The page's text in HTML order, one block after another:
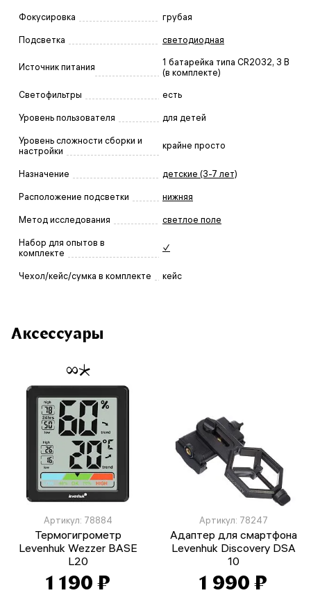
Фокусировка грубая
Подсветка светодиодная
Источник питания
1 батарейка типа CR2032, 3 В
(в комплекте)
Светофильтры есть
Уровень пользователя для детей
Уровень сложности сборки и
настройки
крайне просто
Назначение детские (3-7 лет)
Расположение подсветки нижняя
Метод исследования светлое поле
Набор для опытов в
комплекте
✓
Чехол/кейс/сумка в комплекте кейс
Аксессуары
Артикул: 78884
Термогигрометр
Levenhuk Wezzer BASE
L20
1 190 ₽
Артикул: 78247
Адаптер для смартфона
Levenhuk Discovery DSA
10
1 990 ₽